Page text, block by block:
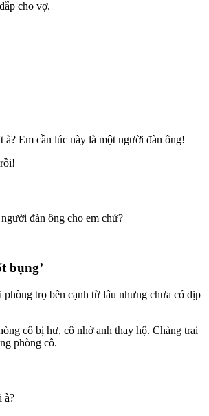
cho vợ.
à? Em cần lúc này là một người đàn ông!
đàn ông cho em chứ?
bụng’
phòng trọ bên cạnh từ lâu nhưng chưa có dịp
cô bị hư, cô nhờ anh thay hộ. Chàng trai
phòng cô.
à?